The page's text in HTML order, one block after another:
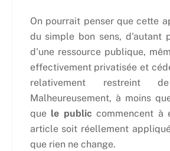
On pourrait penser que cette
du simple bon sens, d'autant
d'une ressource publique,
effectivement privatisée et
relativement restreint
Malheureusement, à moins
que le public commencent à
article soit réellement
que rien ne change.